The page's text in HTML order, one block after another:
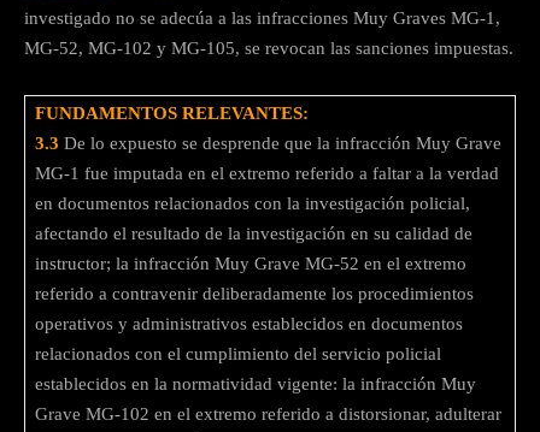
investigado no se adecúa a las infracciones Muy Graves MG-1,
MG-52, MG-102 у МG-105, se revocan las sanciones impuestas.
FUNDAMENTOS RELEVANTES:
3.3 De lo expuesto se desprende que la infracción Muy Grave
MG-1 fue imputada en el extremo referido a faltar a la verdad
en documentos relacionados con la investigación policial,
afectando el resultado de la investigación en su calidad de
instructor; la infracción Muy Grave MG-52 en el extremo
referido a contravenir deliberadamente los procedimientos
operativos y administrativos establecidos en documentos
relacionados con el cumplimiento del servicio policial
establecidos en la normatividad vigente: la infracción Muy
Grave MG-102 en el extremo referido a distorsionar, adulterar